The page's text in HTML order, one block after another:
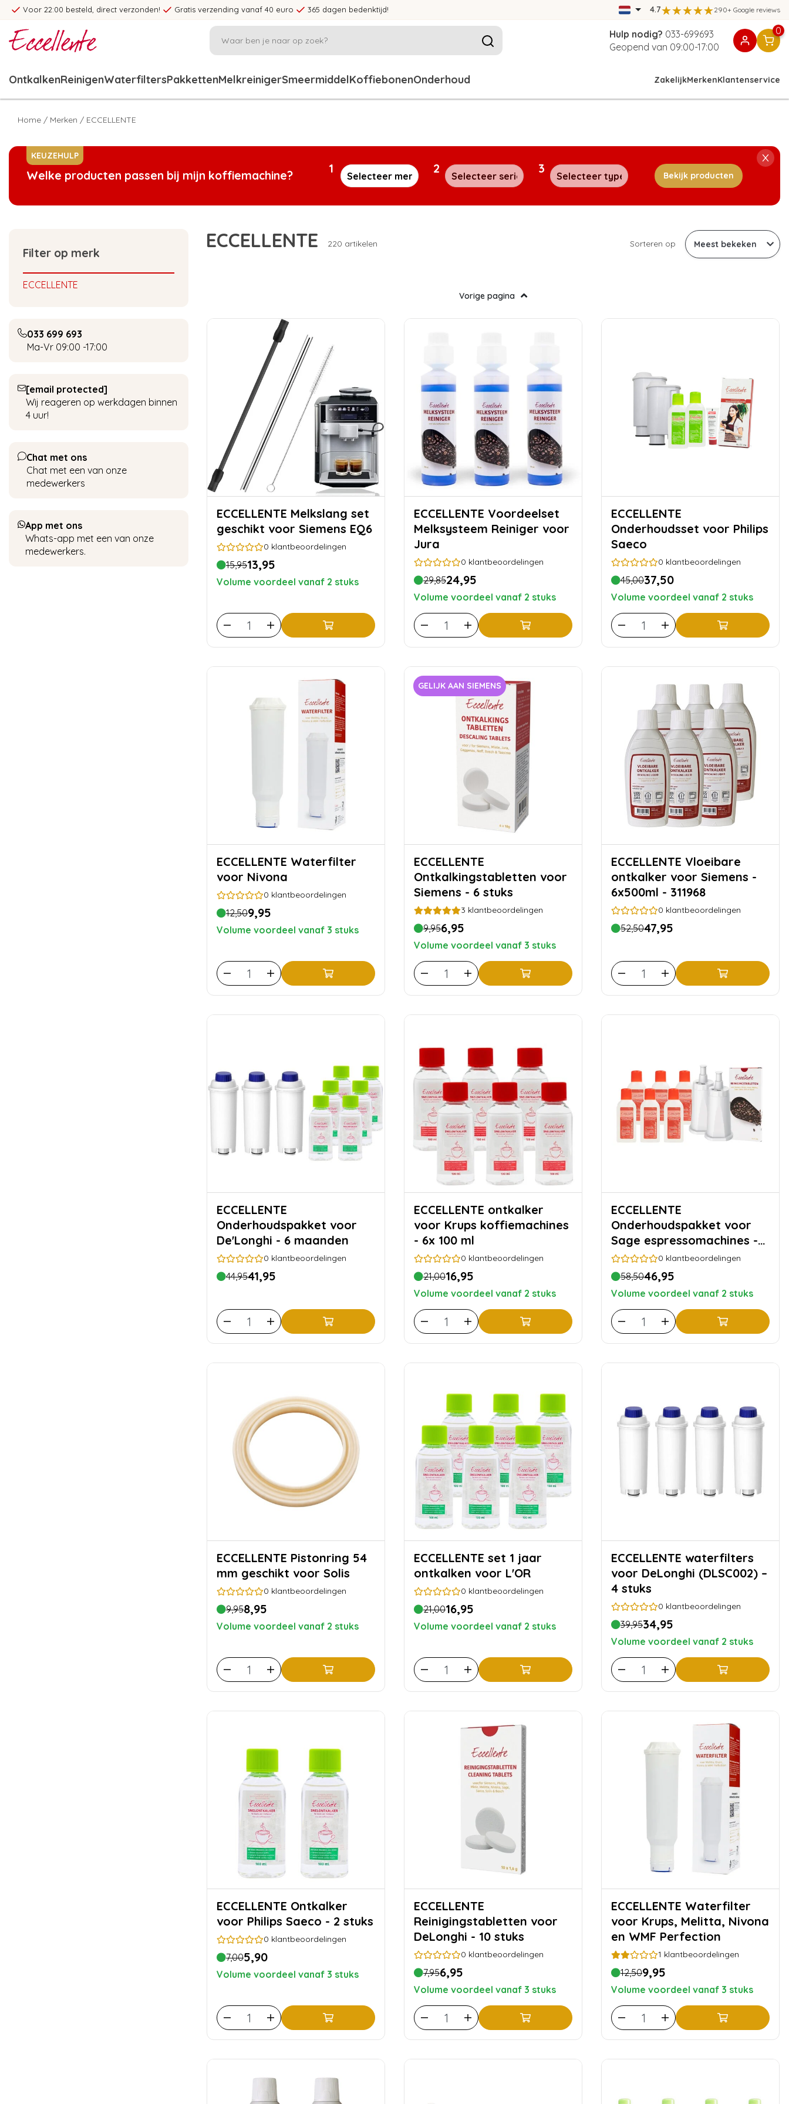
Voor 22:00 besteld, direct verzonden! Gratis verzending vanaf 40 euro 365 dagen bedenktijd! 4.7 290+ Google reviews
Hulp nodig? 033-699693
Geopend van 09:00-17:00
0
OntkalkenReinigenWaterfiltersPakkettenMelkreinigerSmeermiddelKoffiebonenOnderhoud ZakelijkMerkenKlantenservice
Home / Merken / ECCELLENTE
KEUZEHULP
Welke producten passen bij mijn koffiemachine? 1 2 3 Bekijk producten
Filter op merk
ECCELLENTE
033 699 693
Ma-Vr 09:00 -17:00
[email protected]
Wij reageren op werkdagen binnen
4 uur!
Chat met ons
Chat met een van onze
medewerkers
App met ons
Whats-app met een van onze
medewerkers.
ECCELLENTE 220 artikelen Sorteren op
Vorige pagina
ECCELLENTE Melkslang set
geschikt voor Siemens EQ6
0 klantbeoordelingen
15,9513,95
Volume voordeel vanaf 2 stuks
ECCELLENTE Voordeelset
Melksysteem Reiniger voor
Jura
0 klantbeoordelingen
29,8524,95
Volume voordeel vanaf 2 stuks
ECCELLENTE
Onderhoudsset voor Philips
Saeco
0 klantbeoordelingen
45,0037,50
Volume voordeel vanaf 2 stuks
ECCELLENTE Waterfilter
voor Nivona
0 klantbeoordelingen
12,509,95
Volume voordeel vanaf 3 stuks
GELIJK AAN SIEMENS
ECCELLENTE
Ontkalkingstabletten voor
Siemens - 6 stuks
3 klantbeoordelingen
9,956,95
Volume voordeel vanaf 3 stuks
ECCELLENTE Vloeibare
ontkalker voor Siemens -
6x500ml - 311968
0 klantbeoordelingen
52,5047,95
ECCELLENTE
Onderhoudspakket voor
De'Longhi - 6 maanden
0 klantbeoordelingen
44,9541,95
ECCELLENTE ontkalker
voor Krups koffiemachines
- 6x 100 ml
0 klantbeoordelingen
21,0016,95
Volume voordeel vanaf 2 stuks
ECCELLENTE
Onderhoudspakket voor
Sage espressomachines -
Goed voor 6 maanden
onderhoud
0 klantbeoordelingen
58,5046,95
Volume voordeel vanaf 2 stuks
ECCELLENTE Pistonring 54
mm geschikt voor Solis
0 klantbeoordelingen
9,958,95
Volume voordeel vanaf 2 stuks
ECCELLENTE set 1 jaar
ontkalken voor L'OR
0 klantbeoordelingen
21,0016,95
Volume voordeel vanaf 2 stuks
ECCELLENTE waterfilters
voor DeLonghi (DLSC002) –
4 stuks
0 klantbeoordelingen
39,9534,95
Volume voordeel vanaf 2 stuks
ECCELLENTE Ontkalker
voor Philips Saeco - 2 stuks
0 klantbeoordelingen
7,005,90
Volume voordeel vanaf 3 stuks
ECCELLENTE
Reinigingstabletten voor
DeLonghi - 10 stuks
0 klantbeoordelingen
7,956,95
Volume voordeel vanaf 3 stuks
ECCELLENTE Waterfilter
voor Krups, Melitta, Nivona
en WMF Perfection
1 klantbeoordelingen
12,509,95
Volume voordeel vanaf 3 stuks